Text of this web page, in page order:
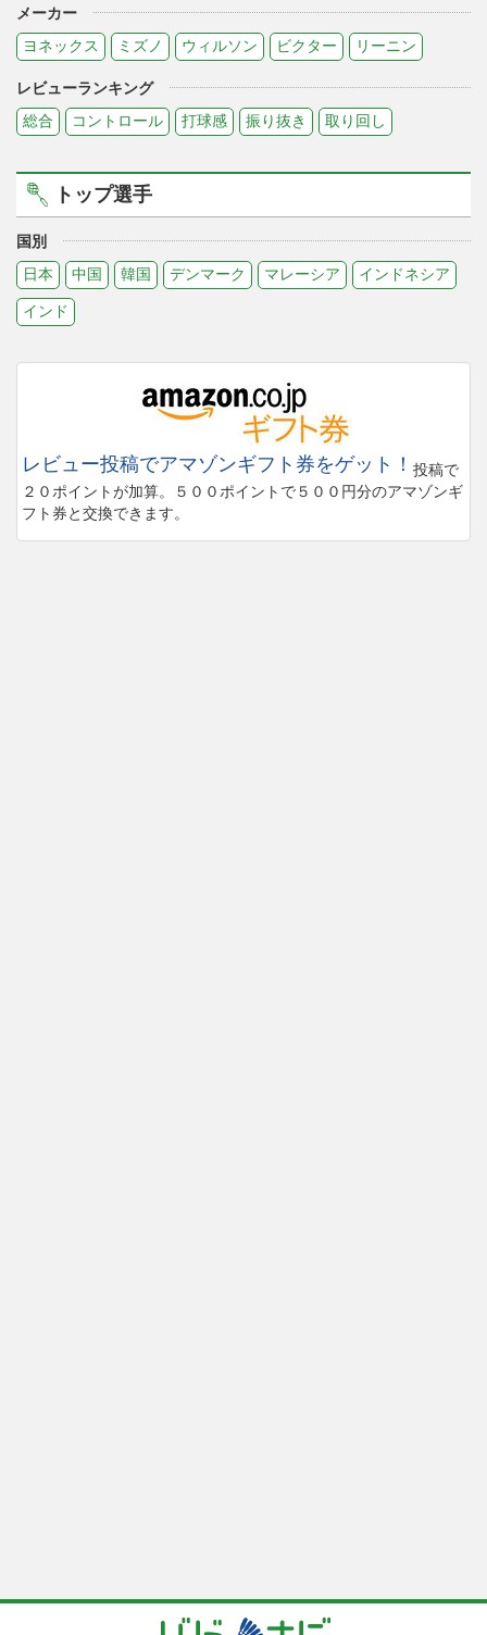
メーカー
ヨネックス
ミズノ ウィルソン ビクター リーニン
レビューランキング
総合
コントロール 打球感 振り抜き 取り回し
トップ選手
国別
日本
中国 韓国 デンマーク マレーシア インドネシア
インド
レビュー投稿でアマゾンギフト券をゲット！ 投稿で
２０ポイントが加算。５００ポイントで５００円分のアマゾンギ
フト券と交換できます。